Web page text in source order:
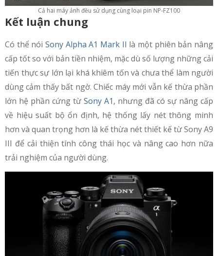
Cả hai máy ảnh đều sử dụng cùng loại pin NP-FZ100
Kết luận chung
Có thể nói Sony Alpha A1 Mark II là một phiên bản nâng
cấp tốt so với bản tiền nhiệm, mặc dù số lượng những cải
tiến thực sự lớn lại khá khiêm tốn và chưa thể làm người
dùng cảm thấy bất ngờ. Chiếc máy mới vẫn kế thừa phần
lớn hệ phần cứng từ Sony A1, nhưng đã có sự nâng cấp
về hiệu suất bộ ổn định, hệ thống lấy nét thông minh
hơn và quan trọng hơn là kế thừa nét thiết kế từ Sony A9
III để cải thiện tính công thái học và nâng cao hơn nữa
trải nghiệm của người dùng.